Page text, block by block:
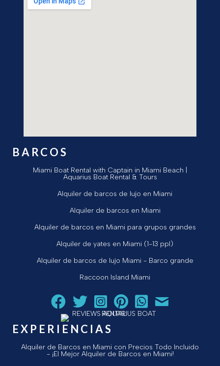
BARCOS
Miami Boat Rental with Captain in Miami Beach |
Aquarius Boat Rental & Tours
Alquiler de barcos de lujo en Miami
Alquiler de barcos en Miami
Alquiler de barcos en Miami para grupos grandes
Alquiler de yates en Miami (1-13 ppl)
Alquiler de barcos de lujo Miami - Barco grande
Raccoon Island Miami
Siga a Aquarius Boat Rental and Tours en Facebook.
Siga a Aquarius Boat Rental and Tours en
¡Siga Aquarius Boat Rental and Tours
¡Siga Aquarius Boat Rental and
Chatear con Aquarius
¡Envíe un correo
EXPERIENCIAS
Alquiler de Barcos en Miami con Precios Todo Incluido
- ¡El Mejor Alquiler de Barcos en Miami!